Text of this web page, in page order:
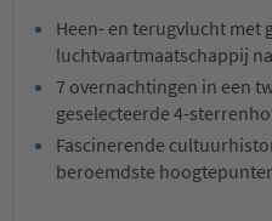
Heen- en terugvlucht met
luchtvaartmaatschappij
7 overnachtingen in een
geselecteerde 4-
Fascinerende
beroemdste